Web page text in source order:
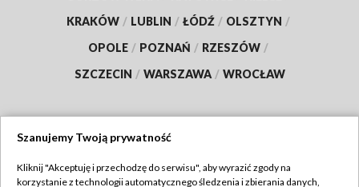
KRAKÓW / LUBLIN / ŁÓDŹ / OLSZTYN /
OPOLE / POZNAŃ / RZESZÓW /
SZCZECIN / WARSZAWA / WROCŁAW
Szanujemy Twoją prywatność
Kliknij "Akceptuję i przechodzę do serwisu", aby wyrazić zgody na
korzystanie z technologii automatycznego śledzenia i zbierania danych,